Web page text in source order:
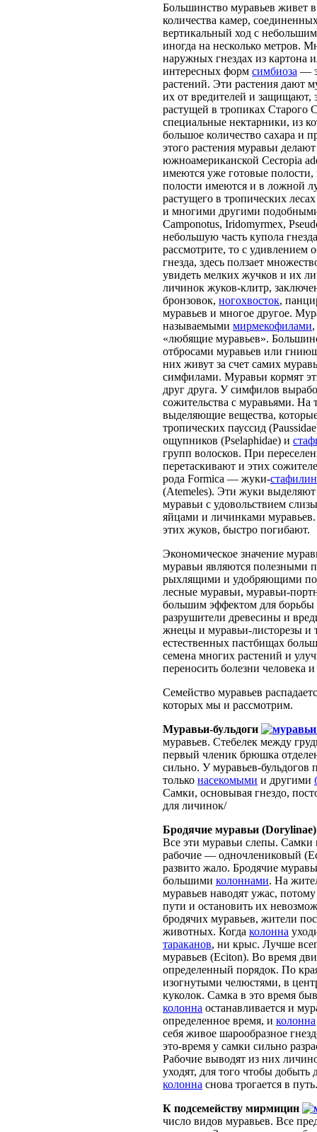
Большинство муравьев живет
количества камер,
вертикальный ход с
иногда на несколько метров.
наружных гнездах из картона
интересных форм симбиоза —
растений. Эти растения дают
их от вредителей и защищают,
растущей в тропиках Старого
специальные нектарники, из
большое количество сахара и
этого растения муравьи
южноамериканской Cecropia
имеются уже готовые полости,
полости имеются и в ложной
растущего в тропических
и многими другими
Camponotus, Iridomyrmex,
небольшую часть купола
рассмотрите, то с удивлением
гнезда, здесь ползает
увидеть мелких жучков и их
личинок жуков-клитр,
бронзовок, ногохвосток,
муравьев и многое другое.
называемыми мирмекофилами
«любящие муравьев».
отбросами муравьев или
них живут за счет самих
симфилами. Муравьи кормят
друг друга. У симфилов
сожительства с муравьями.
выделяющие вещества,
тропических пауссид
ощупников (Pselaphidae) и
групп волосков. При
перетаскивают и этих
рода Formica — жуки-
(Atemeles). Эти жуки
муравьи с удовольствием
яйцами и личинками муравьев.
этих жуков, быстро погибают.
Экономическое значение
муравьи являются полезными
рыхлящими и удобряющими
лесные муравьи, муравьи-
большим эффектом для борьбы
разрушители древесины и
жнецы и муравьи-листорезы и
естественных пастбищах
семена многих растений и
переносить болезни человека
Семейство муравьев
которых мы и рассмотрим.
Муравьи-бульдоги
муравьев. Стебелек между
первый членик брюшка
сильно. У муравьев-бульдогов
только насекомыми и другими
Самки, основывая гнездо,
для личинок/
Бродячие муравьи (Dorylinae)
Все эти муравьи слепы.
рабочие — одночлениковый
развито жало. Бродячие
большими колоннами. На
муравьев наводят ужас,
пути и остановить их
бродячих муравьев, жители
животных. Когда колонна
тараканов, ни крыс. Лучше
муравьев (Eciton). Во время
определенный порядок. По
изогнутыми челюстями, в
куколок. Самка в это время
колонна останавливается и
определенное время, и колонна
себя живое шарообразное
это-время у самки сильно
Рабочие выводят из них
уходят, для того чтобы
колонна снова трогается в путь.
К подсемейству мирмицин
число видов муравьев. Все